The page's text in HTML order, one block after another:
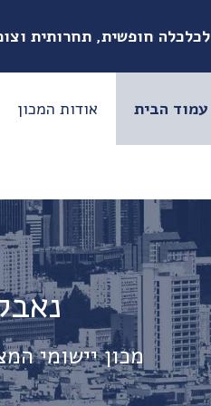
לכלכלה חופשית, תחרותית
עמוד הבית אודות המכון
מכון יישומי